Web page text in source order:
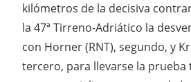
kilómetros de la decisiva
la 47ª Tirreno-Adriático la
con Horner (RNT), segundo, y
tercero, para llevarse la prueba